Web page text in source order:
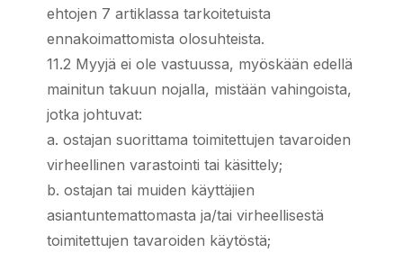
ehtojen 7 artiklassa tarkoitetuista
ennakoimattomista olosuhteista.
11.2 Myyjä ei ole vastuussa, myöskään edellä
mainitun takuun nojalla, mistään vahingoista,
jotka johtuvat:
a. ostajan suorittama toimitettujen tavaroiden
virheellinen varastointi tai käsittely;
b. ostajan tai muiden käyttäjien
asiantuntemattomasta ja/tai virheellisestä
toimitettujen tavaroiden käytöstä;